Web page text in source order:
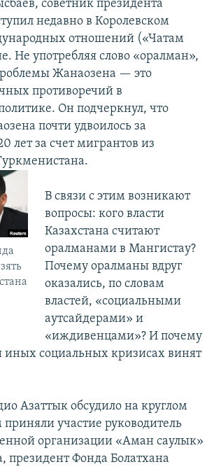
советник президента
недавно в Королевском
отношений («Чатам
Не употребляя слово «оралман»,
Жанаозена — это
противоречий в
Он подчеркнул, что
почти удвоилось за
лет за счет мигрантов из
В связи с этим возникают
вопросы: кого власти
Казахстана считают
оралманами в Мангистау?
Почему оралманы вдруг
оказались, по словам
властей, «социальными
аутсайдерами» и
«иждивенцами»? И почему
иных социальных кризисах винят
Азаттык обсудило на круглом
приняли участие руководитель
организации «Аман саулык»
президент Фонда Болатхана